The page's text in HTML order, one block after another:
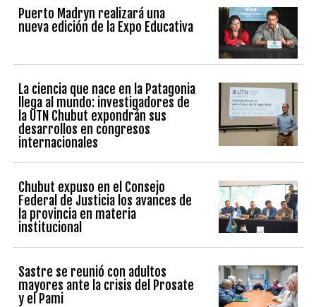
Puerto Madryn realizará una
nueva edición de la Expo Educativa
La ciencia que nace en la Patagonia
llega al mundo: investigadores de
la UTN Chubut expondrán sus
desarrollos en congresos
internacionales
Chubut expuso en el Consejo
Federal de Justicia los avances de
la provincia en materia
institucional
Sastre se reunió con adultos
mayores ante la crisis del Prosate
y el Pami